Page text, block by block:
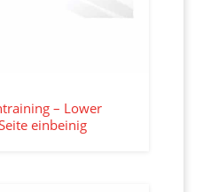
– Lower
einbeinig